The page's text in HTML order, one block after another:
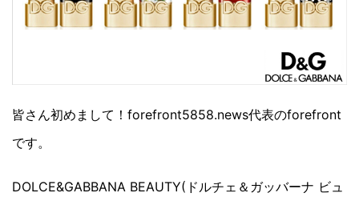
皆さん初めまして！forefront5858.news代表のforefront
です。
DOLCE&GABBANA BEAUTY(ドルチェ＆ガッバーナ ビュ